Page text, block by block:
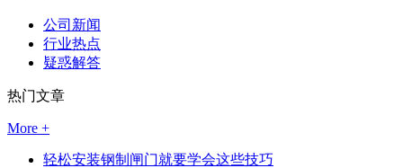
公司新闻
行业热点
疑惑解答
热门文章
More +
轻松安装钢制闸门就要学会这些技巧